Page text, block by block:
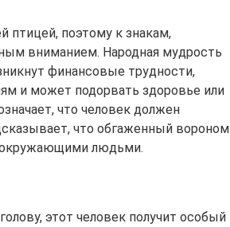
птицей, поэтому к знакам,
вниманием. Народная мудрость
финансовые трудности,
и может подорвать здоровье или
что человек должен
что обгаженный вороном
окружающими людьми.
этот человек получит особый